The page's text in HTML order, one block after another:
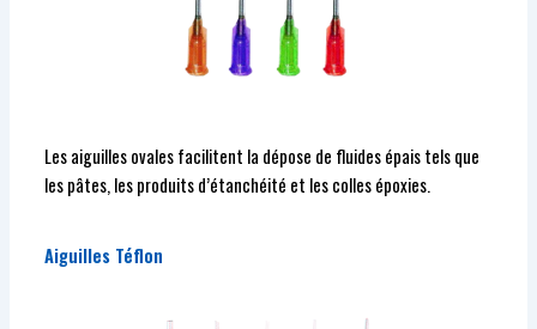
Les aiguilles ovales facilitent la dépose de fluides épais tels que
les pâtes, les produits d’étanchéité et les colles époxies.
Aiguilles Téflon